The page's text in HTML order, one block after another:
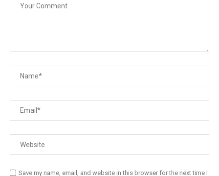
Save my name, email, and website in this browser for the next time I